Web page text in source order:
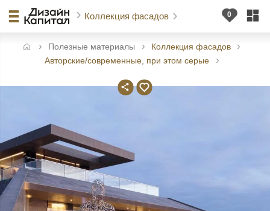
Коллекция фасадов
Полезные материалы
Коллекция фасадов
Авторские/современные, при этом серые